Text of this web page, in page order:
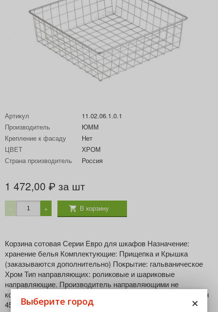
Артикул
11.02.06.1.0.1
Производитель
ЮММ
Крепление к фасаду
Нет
ЦВЕТ
ХРОМ
Страна производитель
Россия
1 472,00 ₽ за шт
− + В корзину
Корзина сотовая Серии Евро для шкафов Назначение:
хранение белья Комплектующие: Прищепка и Крышка
(заказываются дополнительно) Покрытие: гальваническое
Хром Тип направляющих: роликовые и шариковые
направляющие. Производитель направляющими не
комплектует. Длина направляющих для данного типа корзин
450 мм (рекомендовано). Нагрузка: до 25кг.
×
Выберите город